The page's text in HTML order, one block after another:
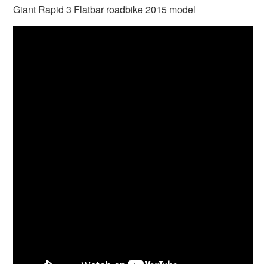
Giant Rapid 3 Flatbar roadbike 2015 model